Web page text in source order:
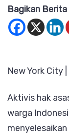
Bagikan Berita
New York City
Aktivis hak
warga